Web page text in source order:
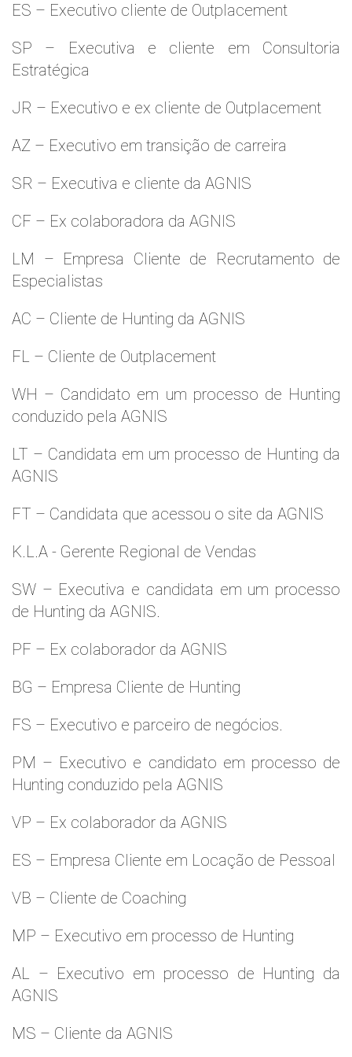
ES – Executivo cliente de Outplacement
SP – Executiva e cliente em Consultoria
Estratégica
JR – Executivo e ex cliente de Outplacement
AZ – Executivo em transição de carreira
SR – Executiva e cliente da AGNIS
CF – Ex colaboradora da AGNIS
LM – Empresa Cliente de Recrutamento de
Especialistas
AC – Cliente de Hunting da AGNIS
FL – Cliente de Outplacement
WH – Candidato em um processo de Hunting
conduzido pela AGNIS
LT – Candidata em um processo de Hunting da
AGNIS
FT – Candidata que acessou o site da AGNIS
K.L.A - Gerente Regional de Vendas
SW – Executiva e candidata em um processo
de Hunting da AGNIS.
PF – Ex colaborador da AGNIS
BG – Empresa Cliente de Hunting
FS – Executivo e parceiro de negócios.
PM – Executivo e candidato em processo de
Hunting conduzido pela AGNIS
VP – Ex colaborador da AGNIS
ES – Empresa Cliente em Locação de Pessoal
VB – Cliente de Coaching
MP – Executivo em processo de Hunting
AL – Executivo em processo de Hunting da
AGNIS
MS – Cliente da AGNIS